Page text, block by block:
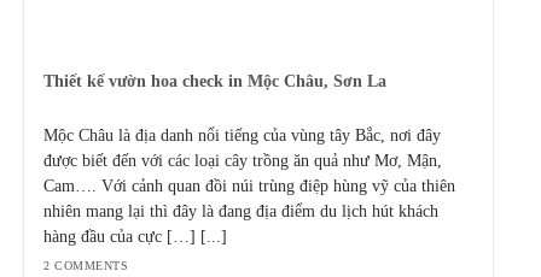
Thiết kế vườn hoa check in Mộc Châu, Sơn La
Mộc Châu là địa danh nổi tiếng của vùng tây Bắc, nơi đây
được biết đến với các loại cây trồng ăn quả như Mơ, Mận,
Cam…. Với cảnh quan đồi núi trùng điệp hùng vỹ của thiên
nhiên mang lại thì đây là đang địa điểm du lịch hút khách
hàng đầu của cực […] [...]
2 COMMENTS